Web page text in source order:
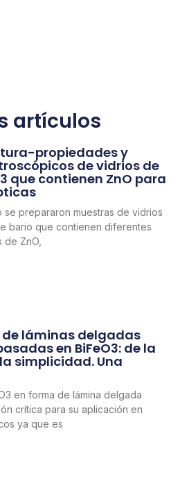
artículos
propiedades y
de vidrios de
que contienen ZnO para
se prepararon muestras de vidrios
bario que contienen diferentes
ZnO,
láminas delgadas
en BiFeO3: de la
simplicidad. Una
en forma de lámina delgada
crítica para su aplicación en
ya que es